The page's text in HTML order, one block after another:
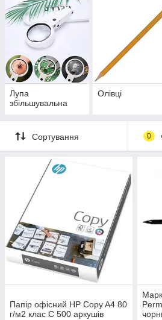
Лупа
збільшувальна
Олівці
Сортування 0
Папір офісний HP Copy A4 80
г/м2 клас С 500 аркушів